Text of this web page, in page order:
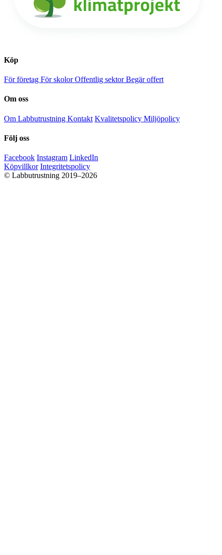
Köp
För företag För skolorOffentlig sektorBegär offert
Om oss
Om Labbutrustning Kontakt Kvalitetspolicy Miljöpolicy
Följ oss
Facebook Instagram LinkedIn
Köpvillkor Integritetspolicy
© Labbutrustning 2019–2026